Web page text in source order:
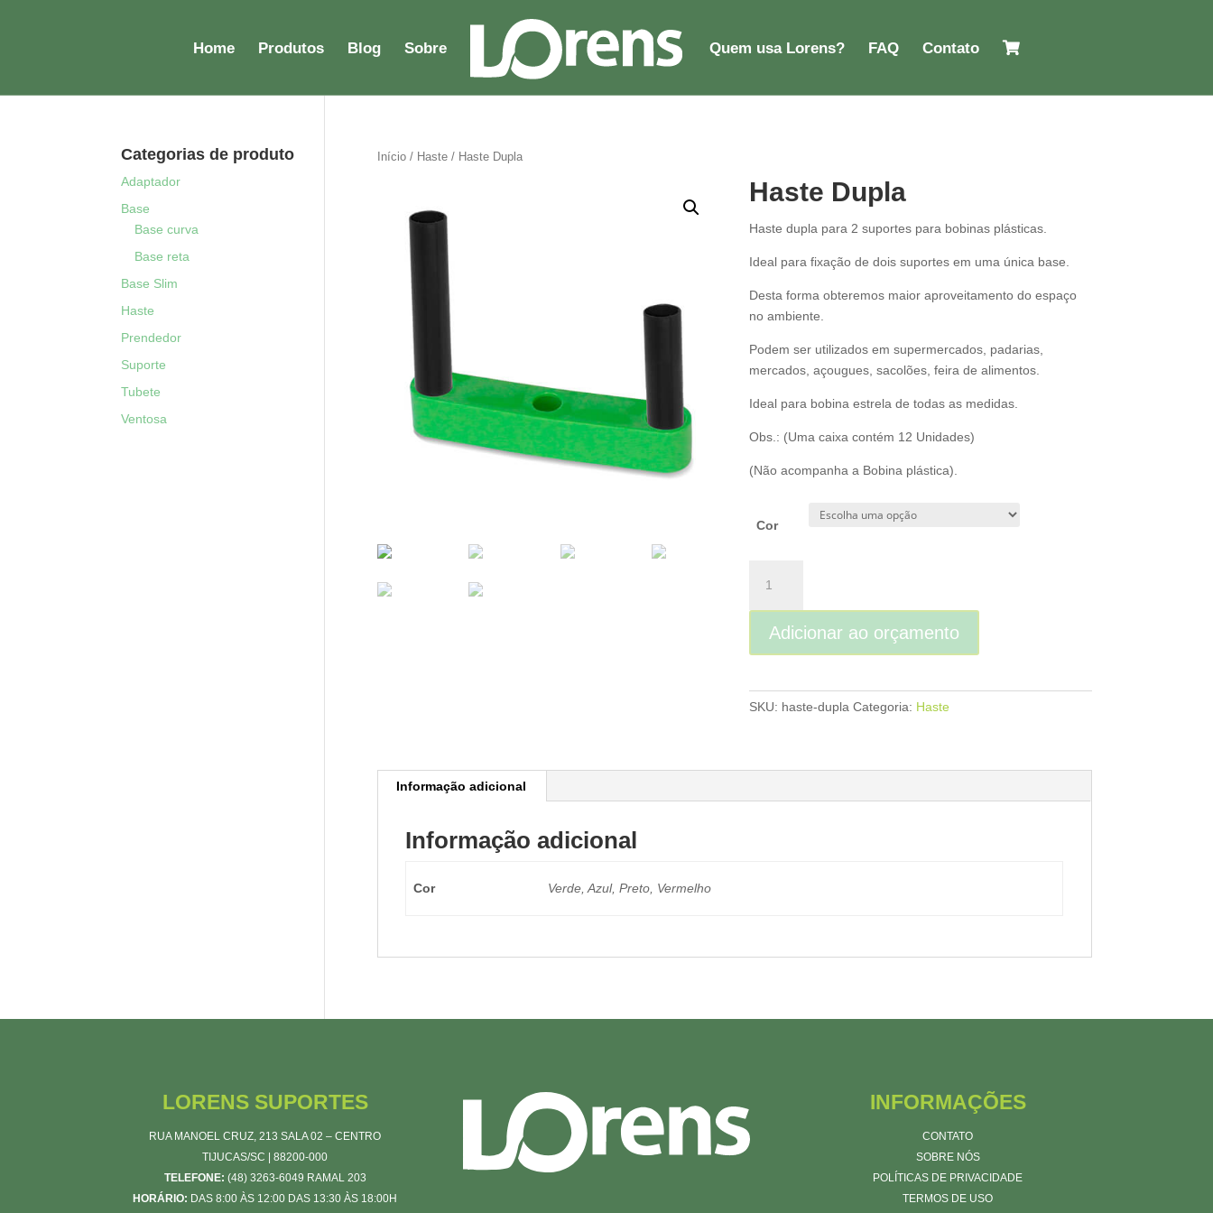
Home Produtos Blog Sobre Quem usa Lorens? FAQ Contato
Início/ Haste/ Haste Dupla
Haste Dupla
Haste dupla para 2 suportes para bobinas plásticas.
Ideal para fixação de dois suportes em uma única base.
Desta forma obteremos maior aproveitamento do espaço
no ambiente.
Podem ser utilizados em supermercados, padarias,
mercados, açougues, sacolões, feira de alimentos.
Ideal para bobina estrela de todas as medidas.
Obs.: (Uma caixa contém 12 Unidades)
(Não acompanha a Bobina plástica).
Cor
Dupla
quantidade
Adicionar ao orçamento
SKU: haste-dupla Categoria: Haste
Informação adicional
Informação adicional
Cor Verde, Azul, Preto, Vermelho
Categorias de produto
Adaptador
Base
Base curva
Base reta
Base Slim
Haste
Prendedor
Suporte
Tubete
Ventosa
LORENS SUPORTES
RUA MANOEL CRUZ, 213 SALA 02 – CENTRO
TIJUCAS/SC | 88200-000
TELEFONE: (48) 3263-6049 RAMAL 203
HORÁRIO: DAS 8:00 ÀS 12:00 DAS 13:30 ÀS 18:00H
INFORMAÇÕES
CONTATO
SOBRE NÓS
POLÍTICAS DE PRIVACIDADE
TERMOS DE USO